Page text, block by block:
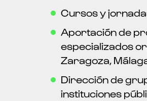
Cursos y
Aportación de
especializados
Zaragoza,
Dirección de
instituciones